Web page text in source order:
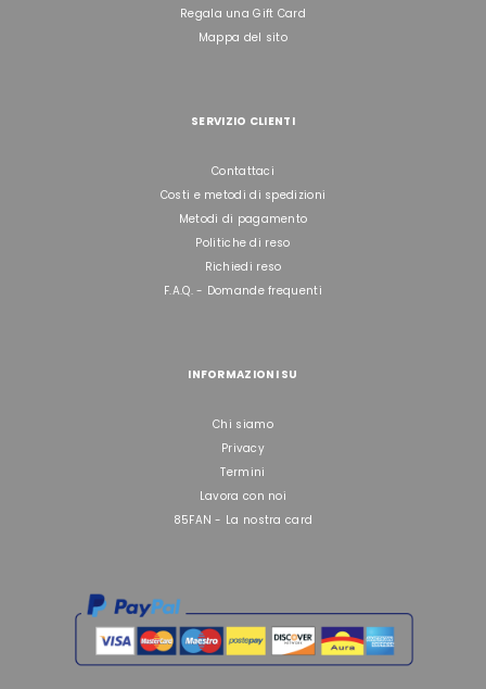
Regala una Gift Card
Mappa del sito
SERVIZIO CLIENTI
Contattaci
Costi e metodi di spedizioni
Metodi di pagamento
Politiche di reso
Richiedi reso
F.A.Q. - Domande frequenti
INFORMAZIONI SU
Chi siamo
Privacy
Termini
Lavora con noi
85FAN - La nostra card